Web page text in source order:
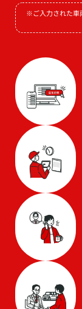
※ご入力された車